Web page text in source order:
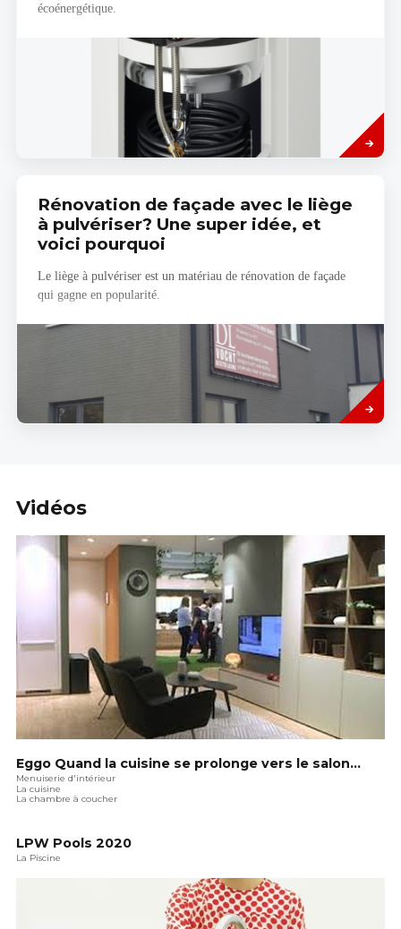
écoénergétique.
more
Rénovation de façade avec le liège
à pulvériser? Une super idée, et
voici pourquoi
Le liège à pulvériser est un matériau de rénovation de façade
qui gagne en popularité.
Read
more
Vidéos
Eggo Quand la cuisine se prolonge vers le salon...
Menuiserie d'intérieur
La cuisine
La chambre à coucher
LPW Pools 2020
La Piscine